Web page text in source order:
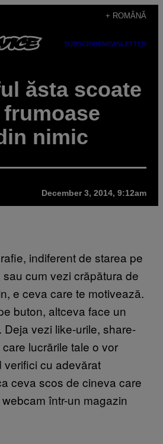
+ ROMÂNĂ
SUBSCRIBENEWSLETTER
ăsta scoate
nimic
December 3, 2014, 9:12am
indiferent de starea pe
cum vezi crăpătura de
e ceva care te motivează.
buton, altceva face un
vezi like-urile, share-
lucrările tale o vor
cu adevărat
ceva scos de cineva care
într-un magazin